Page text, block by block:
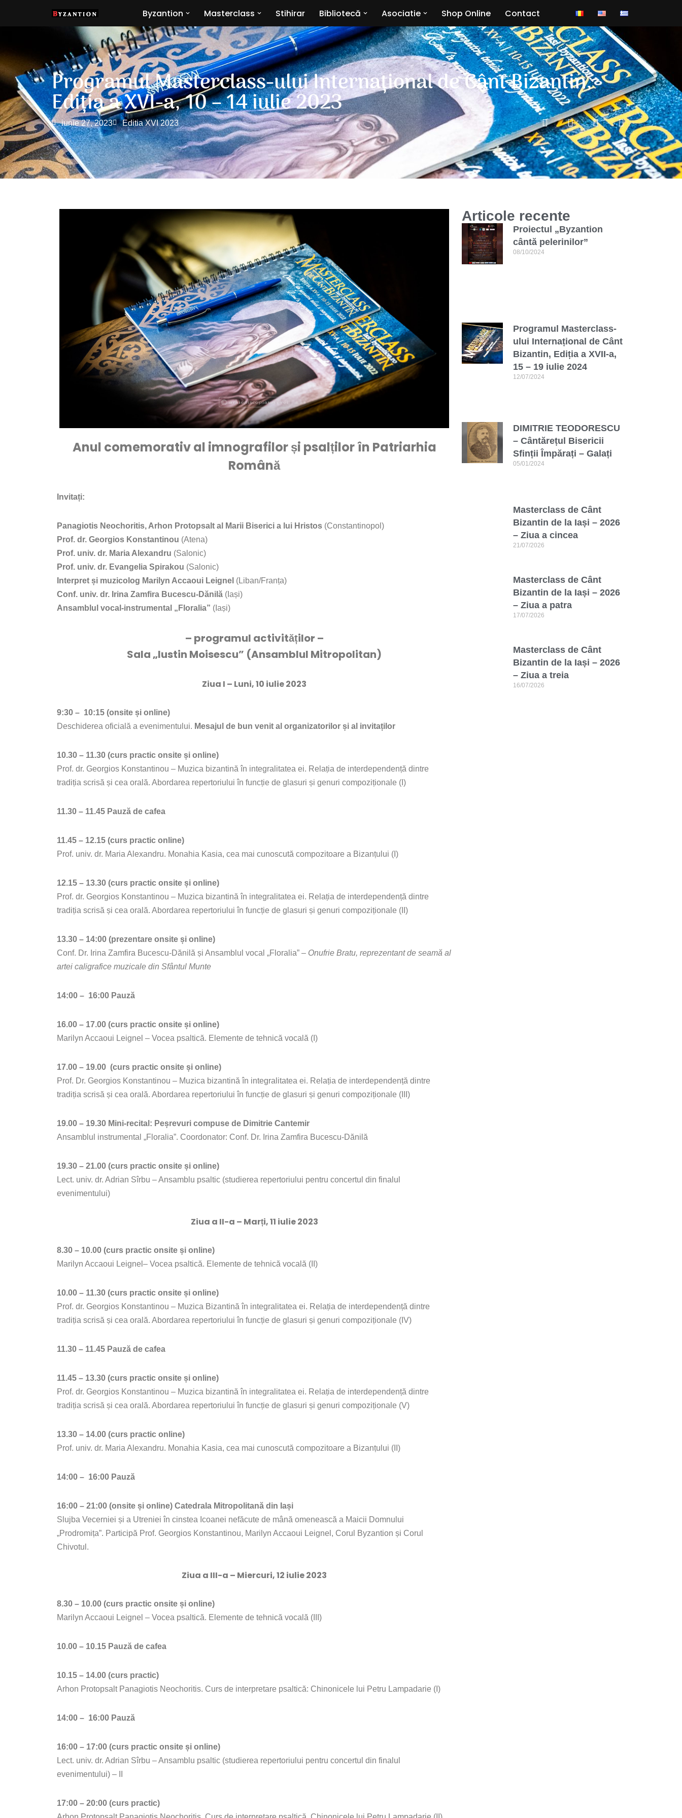
conținut
Byzantion Masterclass Stihirar Bibliotecă Asociatie Shop Online Contact
Programul Masterclass-ului Internațional de Cânt Bizantin,
Ediția a XVI-a, 10 – 14 iulie 2023
iunie 27, 2023 Editia XVI 2023
Anul comemorativ al imnografilor și psalțilorîn Patriarhia
Română
Invitați:
Panagiotis Neochoritis, Arhon Protopsalt al Marii Biserici a lui Hristos (Constantinopol)
Prof. dr. Georgios Konstantinou (Atena)
Prof. univ. dr. Maria Alexandru (Salonic)
Prof. univ. dr. Evangelia Spirakou (Salonic)
Interpret și muzicolog Marilyn Accaoui Leignel (Liban/Franța)
Conf. univ. dr. Irina Zamfira Bucescu-Dănilă (Iași)
Ansamblul vocal-instrumental „Floralia” (Iași)
– programul activităților –
Sala „Iustin Moisescu” (Ansamblul Mitropolitan)
Ziua I – Luni, 10 iulie 2023
9:30 – 10:15 (onsite și online)
Deschiderea oficială a evenimentului. Mesajul de bun venit al organizatorilor și al invitaților
10.30 – 11.30 (curs practic onsite și online)
Prof. dr. Georgios Konstantinou – Muzica bizantină în integralitatea ei. Relația de interdependență dintre
tradiția scrisă și cea orală. Abordarea repertoriului în funcție de glasuri și genuri compoziționale (I)
11.30 – 11.45 Pauză de cafea
11.45 – 12.15 (curs practic online)
Prof. univ. dr. Maria Alexandru. Monahia Kasia, cea mai cunoscută compozitoare a Bizanțului (I)
12.15 – 13.30 (curs practic onsite și online)
Prof. dr. Georgios Konstantinou – Muzica bizantină în integralitatea ei. Relația de interdependență dintre
tradiția scrisă și cea orală. Abordarea repertoriului în funcție de glasuri și genuri compoziționale (II)
13.30 – 14:00 (prezentare onsite și online)
Conf. Dr. Irina Zamfira Bucescu-Dănilă și Ansamblul vocal „Floralia” – Onufrie Bratu, reprezentant de seamă al
artei caligrafice muzicale din Sfântul Munte
14:00 – 16:00 Pauză
16.00 – 17.00 (curs practic onsite și online)
Marilyn Accaoui Leignel – Vocea psaltică. Elemente de tehnică vocală (I)
17.00 – 19.00 (curs practic onsite și online)
Prof. Dr. Georgios Konstantinou – Muzica bizantină în integralitatea ei. Relația de interdependență dintre
tradiția scrisă și cea orală. Abordarea repertoriului în funcție de glasuri și genuri compoziționale (III)
19.00 – 19.30 Mini-recital: Peșrevuri compuse de Dimitrie Cantemir
Ansamblul instrumental „Floralia”. Coordonator: Conf. Dr. Irina Zamfira Bucescu-Dănilă
19.30 – 21.00 (curs practic onsite și online)
Lect. univ. dr. Adrian Sîrbu – Ansamblu psaltic (studierea repertoriului pentru concertul din finalul
evenimentului)
Ziua a II-a – Marți, 11 iulie 2023
8.30 – 10.00 (curs practic onsite și online)
Marilyn Accaoui Leignel– Vocea psaltică. Elemente de tehnică vocală (II)
10.00 – 11.30 (curs practic onsite și online)
Prof. dr. Georgios Konstantinou – Muzica Bizantină în integralitatea ei. Relația de interdependență dintre
tradiția scrisă și cea orală. Abordarea repertoriului în funcție de glasuri și genuri compoziționale (IV)
11.30 – 11.45 Pauză de cafea
11.45 – 13.30 (curs practic onsite și online)
Prof. dr. Georgios Konstantinou – Muzica bizantină în integralitatea ei. Relația de interdependență dintre
tradiția scrisă și cea orală. Abordarea repertoriului în funcție de glasuri și genuri compoziționale (V)
13.30 – 14.00 (curs practic online)
Prof. univ. dr. Maria Alexandru. Monahia Kasia, cea mai cunoscută compozitoare a Bizanțului (II)
14:00 – 16:00 Pauză
16:00 – 21:00 (onsite și online) Catedrala Mitropolitană din Iași
Slujba Vecerniei și a Utreniei în cinstea Icoanei nefăcute de mână omenească a Maicii Domnului
„Prodromița”. Participă Prof. Georgios Konstantinou, Marilyn Accaoui Leignel, Corul Byzantion și Corul
Chivotul.
Ziua a III-a – Miercuri, 12 iulie 2023
8.30 – 10.00 (curs practic onsite și online)
Marilyn Accaoui Leignel – Vocea psaltică. Elemente de tehnică vocală (III)
10.00 – 10.15 Pauză de cafea
10.15 – 14.00 (curs practic)
Arhon Protopsalt Panagiotis Neochoritis. Curs de interpretare psaltică: Chinonicele lui Petru Lampadarie (I)
14:00 – 16:00 Pauză
16:00 – 17:00 (curs practic onsite și online)
Lect. univ. dr. Adrian Sîrbu – Ansamblu psaltic (studierea repertoriului pentru concertul din finalul
evenimentului) – II
17:00 – 20:00 (curs practic)
Articole recente
Proiectul „Byzantion
cântă pelerinilor”
08/10/2024
Programul Masterclass-
ului Internațional de Cânt
Bizantin, Ediția a XVII-a,
15 – 19 iulie 2024
12/07/2024
DIMITRIE TEODORESCU
– Cântărețul Bisericii
Sfinții Împărați – Galați
05/01/2024
Masterclass de Cânt
Bizantin de la Iași – 2026
– Ziua a cincea
21/07/2026
Masterclass de Cânt
Bizantin de la Iași – 2026
– Ziua a patra
17/07/2026
Masterclass de Cânt
Bizantin de la Iași – 2026
– Ziua a treia
16/07/2026